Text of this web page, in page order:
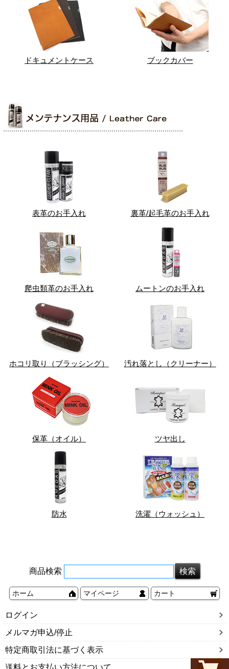
ドキュメントケース ブックカバー
表革のお手入れ 裏革/起毛革のお手入れ
爬虫類革のお手入れ ムートンのお手入れ
ホコリ取り（ブラッシング） 汚れ落とし（クリーナー）
保革（オイル） ツヤ出し
防水 洗濯（ウォッシュ）
商品検索
ホーム マイページ カート
ログイン
メルマガ申込/停止
特定商取引法に基づく表示
送料とお支払い方法について